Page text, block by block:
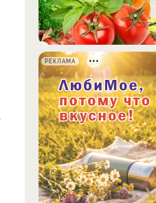
РЕКЛАМА